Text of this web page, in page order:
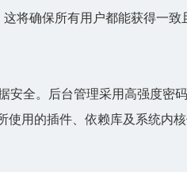
这将确保所有用户都能获得一致
安全。后台管理采用高强度密
用的插件、依赖库及系统内核